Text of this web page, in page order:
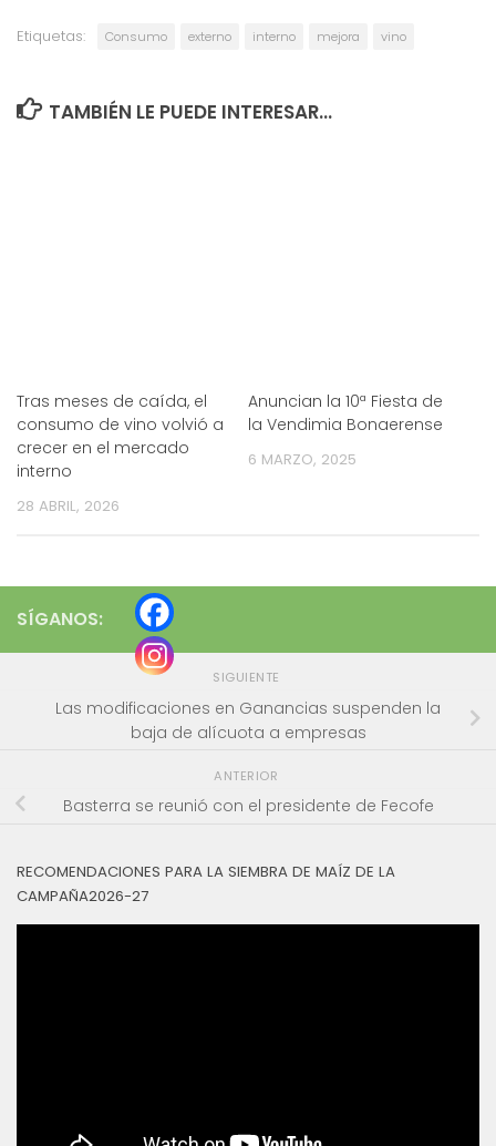
Etiquetas: Consumo externo interno mejora vino
TAMBIÉN LE PUEDE INTERESAR...
Tras meses de caída, el
consumo de vino volvió a
crecer en el mercado
interno
28 ABRIL, 2026
Anuncian la 10ª Fiesta de
la Vendimia Bonaerense
6 MARZO, 2025
SÍGANOS:
SIGUIENTE
Las modificaciones en Ganancias suspenden la
baja de alícuota a empresas
ANTERIOR
Basterra se reunió con el presidente de Fecofe
RECOMENDACIONES PARA LA SIEMBRA DE MAÍZ DE LA
CAMPAÑA2026-27